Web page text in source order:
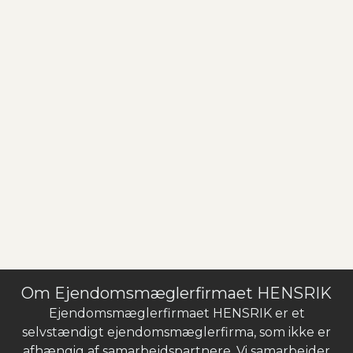
Om Ejendomsmæglerfirmaet HENSRIK
Ejendomsmæglerfirmaet HENSRIK er et
selvstændigt ejendomsmæglerfirma, som ikke er